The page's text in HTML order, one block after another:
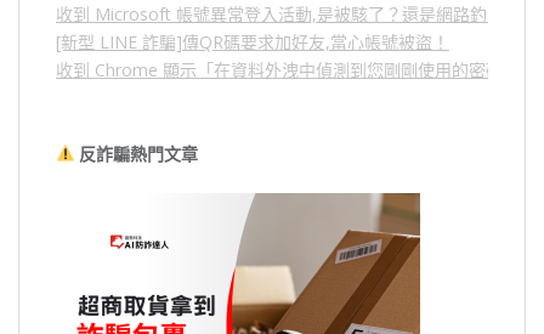
收到 Microsoft 帳號異常登入活動,是被駭了？還是網路釣魚？
[新型 LINE 詐騙]傳QR碼要求加好友,當心帳號被盜！
收到 Chrome 顯示「在資料外洩中偵測到您剛剛使用的密碼」
反詐騙熱門文章